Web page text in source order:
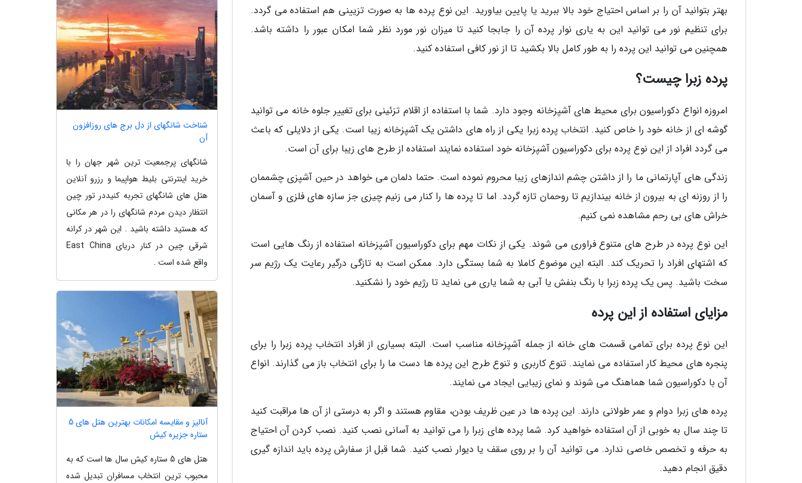
بهتر بتوانید آن را بر اساس احتیاج خود بالا ببرید یا پایین بیاورید. این نوع پرده ها به صورت تزیینی هم استفاده می گردد.
برای تنظیم نور می توانید این به یاری نوار پرده آن را جابجا کنید تا میزان نور مورد نظر شما امکان عبور را داشته باشد.
همچنین می توانید این پرده را به طور کامل بالا بکشید تا از نور کافی استفاده کنید.
پرده زبرا چیست؟
امروزه انواع دکوراسیون برای محیط های آشپزخانه وجود دارد. شما با استفاده از اقلام تزئینی برای تغییر جلوه خانه می توانید
گوشه ای از خانه خود را خاص کنید. انتخاب پرده زبرا یکی از راه های داشتن یک آشپزخانه زیبا است. یکی از دلایلی که باعث
می گردد افراد از این نوع پرده برای دکوراسیون آشپزخانه خود استفاده نمایند استفاده از طرح های زیبا برای آن است.
زندگی های آپارتمانی ما را از داشتن چشم اندازهای زیبا محروم نموده است. حتما دلمان می خواهد در حین آشپزی چشممان
را از روزنه ای به بیرون از خانه بیندازیم تا روحمان تازه گردد. اما تا پرده ها را کنار می زنیم چیزی جز سازه های فلزی و آسمان
خراش های بی رحم مشاهده نمی کنیم.
این نوع پرده در طرح های متنوع فراوری می شوند. یکی از نکات مهم برای دکوراسیون آشپزخانه استفاده از رنگ هایی است
که اشتهای افراد را تحریک کند. البته این موضوع کاملا به شما بستگی دارد. ممکن است به تازگی درگیر رعایت یک رژیم سر
سخت باشید. پس یک پرده زبرا با رنگ بنفش یا آبی به شما یاری می نماید تا رژیم خود را نشکنید.
مزایای استفاده از این پرده
این نوع پرده برای تمامی قسمت های خانه از جمله آشپزخانه مناسب است. البته بسیاری از افراد انتخاب پرده زبرا را برای
پنجره های محیط کار استفاده می نمایند. تنوع کاربری و تنوع طرح این پرده ها دست ما را برای انتخاب باز می گذارند. انواع
آن با دکوراسیون شما هماهنگ می شوند و نمای زیبایی ایجاد می نمایند.
پرده های زبرا دوام و عمر طولانی دارند. این پرده ها در عین ظریف بودن، مقاوم هستند و اگر به درستی از آن ها مراقبت کنید
تا چند سال به خوبی از آن استفاده خواهید کرد. شما پرده های زبرا را می توانید به آسانی نصب کنید. نصب کردن آن احتیاج
به حرفه و تخصص خاصی ندارد. می توانید آن را بر روی سقف یا دیوار نصب کنید. شما قبل از سفارش پرده باید اندازه گیری
دقیق انجام دهید.
شناخت شانگهای از دل برج های روزافزون
آن
شانگهای پرجمعیت ترین شهر جهان را با
خرید اینترنتی بلیط هواپیما و رزرو آنلاین
هتل های شانگهای تجربه کنیددر تور چین
انتظار دیدن مردم شانگهای را در هر مکانی
که هستید داشته باشید . این شهر در کرانه
شرقی چین در کنار دریای East China
واقع شده است .
آنالیز و مقایسه امکانات بهترین هتل های 5
ستاره جزیره کیش
هتل های 5 ستاره کیش سال ها است که به
محبوب ترین انتخاب مسافران تبدیل شده